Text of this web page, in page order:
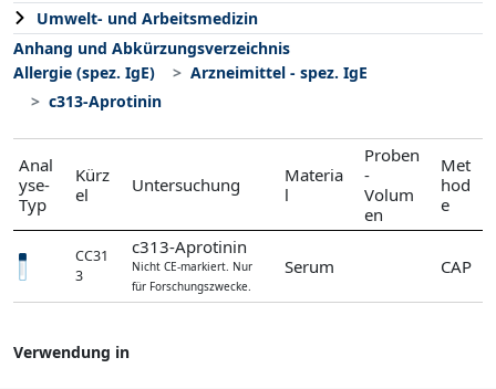
Umwelt- und Arbeitsmedizin
Anhang und Abkürzungsverzeichnis
Allergie (spez. IgE)
Arzneimittel - spez. IgE
c313-Aprotinin
Anal
yse-
Typ
Kürz
el
Untersuchung
Materia
l
Proben
-
Volum
en
Met
hod
e
CC31
3
c313-Aprotinin
Nicht CE-markiert. Nur
für Forschungszwecke.
Serum CAP
Verwendung in